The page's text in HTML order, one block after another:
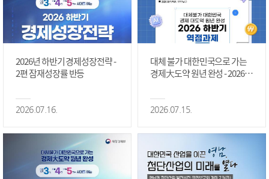
2026년 하반기 경제성장전략 -
2편 잠재성장률 반등
2026.07.16.
대체 불가 대한민국으로 가는
경제大도약 원년 완성 - 2026 하
2026.07.15.